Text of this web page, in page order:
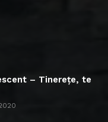
– Tinerețe, te